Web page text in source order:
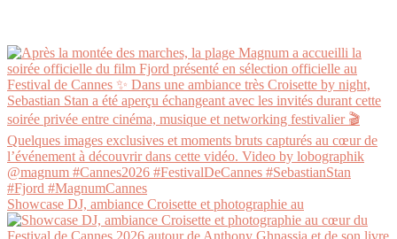
Showcase DJ, ambiance Croisette et photographie au